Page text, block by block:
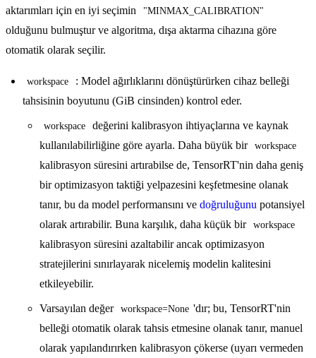
aktarımları için en iyi seçimin
"MINMAX_CALIBRATION"
olduğunu bulmuştur ve algoritma, dışa aktarma cihazına göre
otomatik olarak seçilir.
workspace
: Model ağırlıklarını dönüştürürken cihaz belleği
tahsisinin boyutunu (GiB cinsinden) kontrol eder.
workspace
değerini kalibrasyon ihtiyaçlarına ve kaynak
kullanılabilirliğine göre ayarla. Daha büyük bir workspace
kalibrasyon süresini artırabilse de, TensorRT'nin daha geniş
bir optimizasyon taktiği yelpazesini keşfetmesine olanak
tanır, bu da model performansını ve doğruluğunu potansiyel
olarak artırabilir. Buna karşılık, daha küçük bir workspace
kalibrasyon süresini azaltabilir ancak optimizasyon
stratejilerini sınırlayarak nicelemiş modelin kalitesini
etkileyebilir.
Varsayılan değer workspace=None 'dır; bu, TensorRT'nin
belleği otomatik olarak tahsis etmesine olanak tanır, manuel
olarak yapılandırırken kalibrasyon çökerse (uyarı vermeden